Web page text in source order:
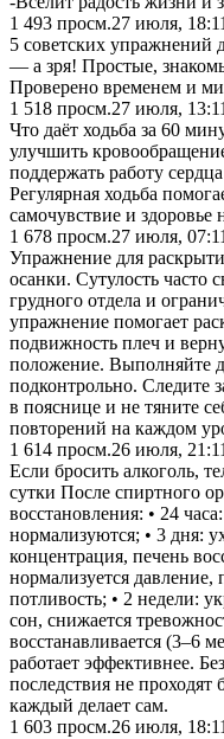
1 493 просм.27 июля, 18:11
5 советских упражнений
— а зря! Простые,
Проверено временем и
1 518 просм.27 июля, 13:11
Что даёт ходьба за 60
улучшить
поддержать работу
Регулярная ходьба
самочувствие и здоровье
1 678 просм.27 июля, 07:11
Упражнение для
осанки. Сутулость часто
грудного отдела и
упражнение помогает
подвижность плеч и
положение. Выполняйте
подконтрольно. Следите
в пояснице и не тяните
повторений на каждом
1 614 просм.26 июля, 21:11
Если бросить алкоголь,
сутки После спиртного
восстановления: • 24
нормализуются; • 3 дня:
концентрация, печень
нормализуется давление,
потливость; • 2 недели:
сон, снижается
восстанавливается (3–6
работает эффективнее.
последствия не
каждый делает сам.
1 603 просм.26 июля, 18:11